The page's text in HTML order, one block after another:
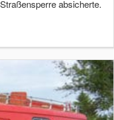
absicherte.